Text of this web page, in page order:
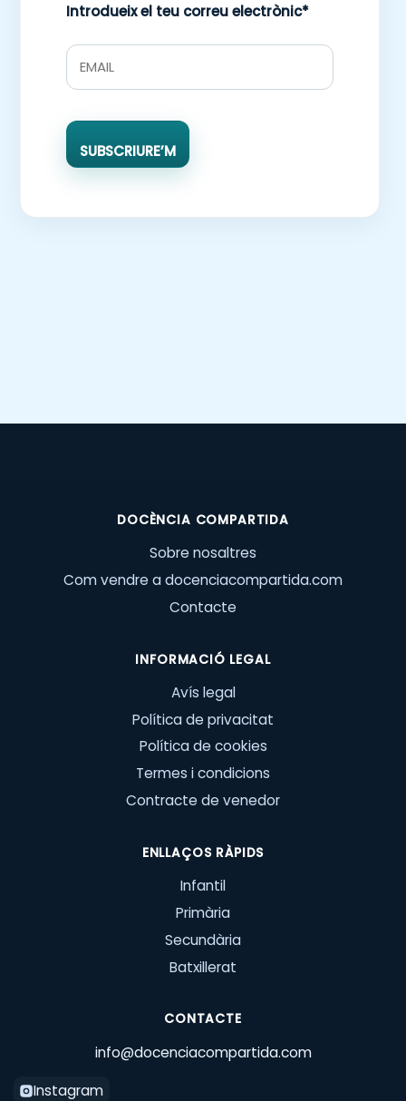
Introdueix el teu correu electrònic*
SUBSCRIURE’M
DOCÈNCIA COMPARTIDA
Sobre nosaltres
Com vendre a docenciacompartida.com
Contacte
INFORMACIÓ LEGAL
Avís legal
Política de privacitat
Política de cookies
Termes i condicions
Contracte de venedor
ENLLAÇOS RÀPIDS
Infantil
Primària
Secundària
Batxillerat
CONTACTE
info@docenciacompartida.com
Instagram